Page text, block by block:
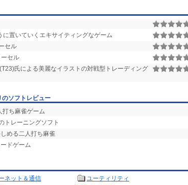
置いていくエキサイティングなゲーム
セル
セル
氏による美麗なイラストの対戦型トレーディング
のソフトレビュー
打ち麻雀ゲーム
トレーニングソフト
める二人打ち麻雀
ドゲーム
ネット＆通信
ユーティリティ